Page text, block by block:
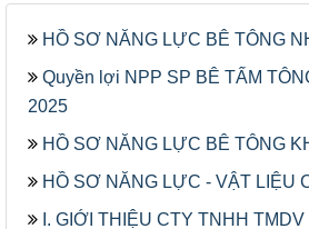
HỒ SƠ NĂNG LỰC BÊ TÔNG
Quyền lợi NPP SP BÊ TẤM
2025
HỒ SƠ NĂNG LỰC BÊ TÔNG
HỒ SƠ NĂNG LỰC - VẬT LIỆU
I. GIỚI THIỆU CTY TNHH